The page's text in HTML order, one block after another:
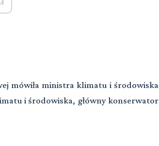
mówiła ministra klimatu i środowiska
i środowiska, główny konserwator